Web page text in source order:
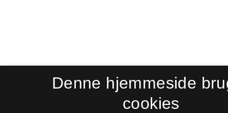
Denne hjemmeside
cookies